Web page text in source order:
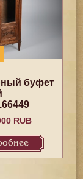
буфет
RUB